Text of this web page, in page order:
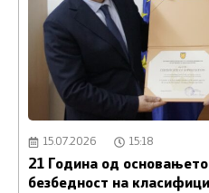
15.07.2026 15:18
21 Година од
безбедност на